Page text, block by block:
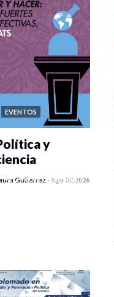
EVENTOS
0 veces compartido
y
Gutiérrez -Ago 07, 2026